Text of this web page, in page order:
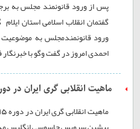
پس از ورود قانونمند مجلس به
گفتمان انقلاب اسلامی استان
ورود قانونمندمجلس به
احمدی امروز در گفت وگو با
ماهيت انقلابی گری ايران در دوره 15 ساله برجام تغيير می